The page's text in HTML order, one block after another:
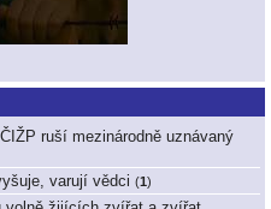
ruší mezinárodně uznávaný
varují vědci (1 )